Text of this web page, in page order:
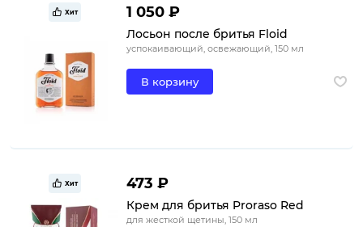
Хит 1 050 ₽
Лосьон после бритья Floid
успокаивающий, освежающий, 150 мл
В корзину
Хит 473 ₽
Крем для бритья Proraso Red
для жесткой щетины, 150 мл